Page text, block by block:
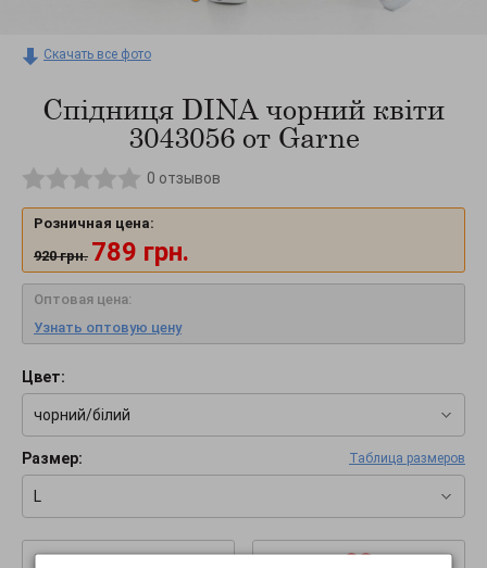
Скачать все фото
Спідниця DINA чорний квіти
3043056 от Garne
0 отзывов
Розничная цена:
920 грн. 789 грн.
Оптовая цена:
Узнать оптовую цену
Цвет:
чорний/білий
Размер: Таблица размеров